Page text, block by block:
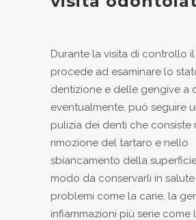
Durante la visita di controllo
procede ad esaminare lo
dentizione e delle gengive a
eventualmente, può seguire
pulizia dei denti che consiste
rimozione del tartaro e nello
sbiancamento della
modo da conservarli in
problemi come la carie, la
infiammazioni più serie come